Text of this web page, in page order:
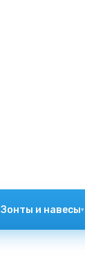
Зонты и навесы▾